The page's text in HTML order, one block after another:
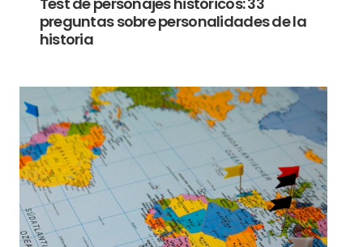
Test de personajes históricos: 33
preguntas sobre personalidades de la